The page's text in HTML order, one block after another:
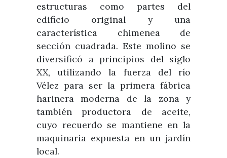
estructuras como partes del
edificio original y una
característica chimenea de
sección cuadrada. Este molino se
diversificó a principios del siglo
XX, utilizando la fuerza del río
Vélez para ser la primera fábrica
harinera moderna de la zona y
también productora de aceite,
cuyo recuerdo se mantiene en la
maquinaria expuesta en un jardín
local.